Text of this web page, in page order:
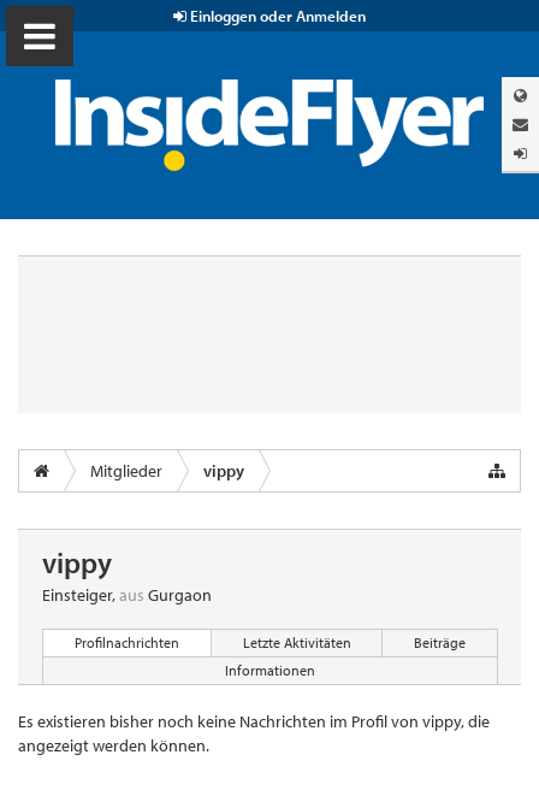
Einloggen oder Anmelden
Mitglieder vippy
vippy
Einsteiger,aus Gurgaon
Profilnachrichten Letzte Aktivitäten
Beiträge
Informationen
Es existieren bisher noch keine Nachrichten im Profil von vippy, die
angezeigt werden können.